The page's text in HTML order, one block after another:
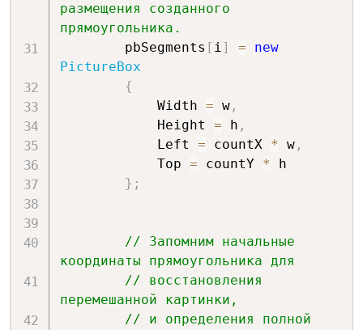
размещения созданного
прямоугольника.
        pbSegments
[ i] =
new
PictureBox
{
            Width
= w,
            Height
= h ,
            Left
= countX * w,
            Top
= countY * h
} ;
// Запомним начальные
координаты прямоугольника для
// восстановления
перемешанной картинки,
// и определения полной